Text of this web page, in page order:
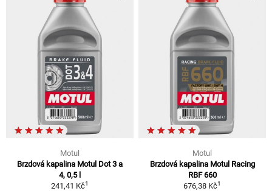
Motul
Brzdová kapalina Motul Dot 3 a
4, 0,5 l
241,41 Kč1
Motul
Brzdová kapalina Motul Racing
RBF 660
676,38 Kč1